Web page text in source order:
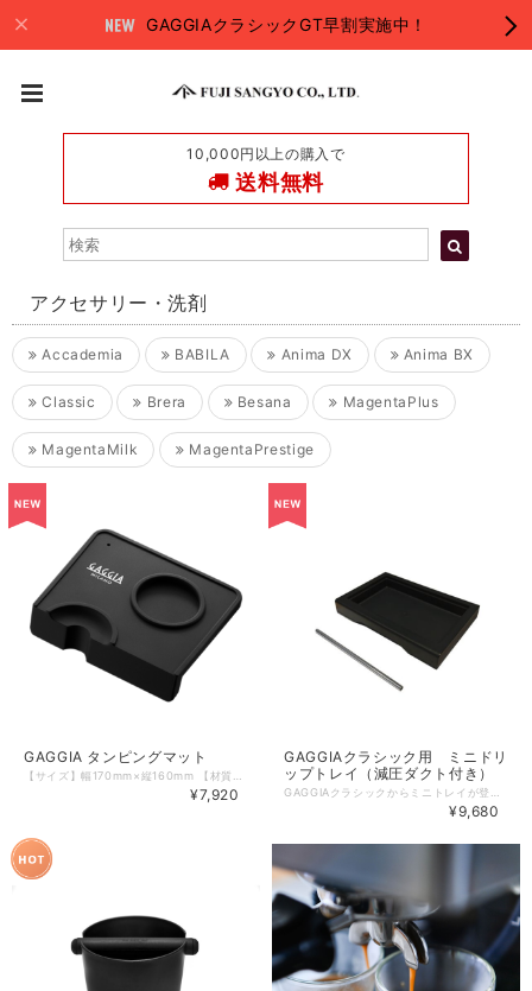
GAGGIAクラシックGT早割実施中！
10,000円以上の購入で
送料無料
アクセサリー・洗剤
Accademia BABILA Anima DX Anima BX
Classic Brera Besana MagentaPlus
MagentaMilk MagentaPrestige
GAGGIA タンピングマット
¥7,920
GAGGIAクラシック用 ミニドリ
ップトレイ（減圧ダクト付き）
¥9,680